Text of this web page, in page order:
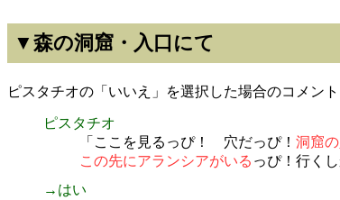
▼森の洞窟・入口にて
ピスタチオの「いいえ」を選択した場合のコメント
ピスタチオ
「ここを見るっぴ！ 穴だっぴ！ 洞窟
この先にアランシアがいる っぴ！行く
→はい